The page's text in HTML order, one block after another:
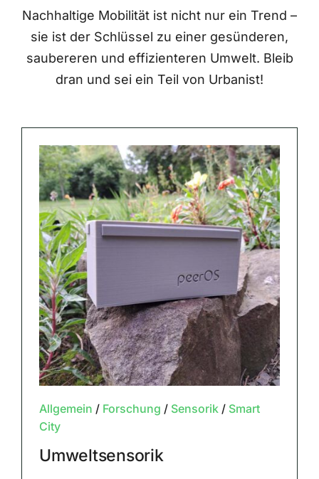
Nachhaltige Mobilität ist nicht nur ein Trend –
sie ist der Schlüssel zu einer gesünderen,
saubereren und effizienteren Umwelt. Bleib
dran und sei ein Teil von Urbanist!
Allgemein / Forschung / Sensorik/ Smart
City
Umweltsensorik